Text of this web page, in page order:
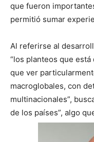
que fueron
permitió sumar
Al referirse al
“los planteos que
que ver
macroglobales, con
multinacionales”,
de los países”, algo